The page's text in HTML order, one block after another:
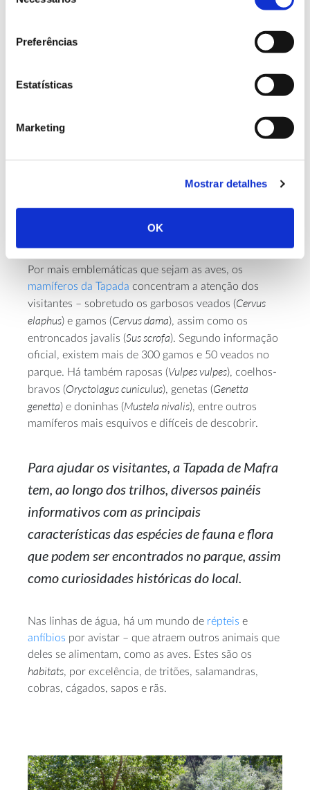
Preferências
Estatísticas
Marketing
Mostrar detalhes
OK
exemplares de aves de rapina que encontram abrigo
no parque. Há também açores (
),
noturna da Europa) e águas-cobreiras (
Circaetus
podem cruzar rotas aéreas com as mais de 60
que vivem na Tapada,
(Phoenicurus ochruros) ou os tentilhões (Fringilla
Por mais emblemáticas que sejam as aves, os
mamíferos da Tapada concentram a atenção dos
visitantes – sobretudo os garbosos veados (Cervus
elaphus) e gamos (Cervus dama), assim como os
entroncados javalis (Sus scrofa). Segundo informação
oficial, existem mais de 300 gamos e 50 veados no
parque. Há também raposas (Vulpes vulpes), coelhos-
bravos (Oryctolagus cuniculus), genetas (Genetta
genetta) e doninhas (Mustela nivalis), entre outros
mamíferos mais esquivos e difíceis de descobrir.
Para ajudar os visitantes, a Tapada de Mafra
tem, ao longo dos trilhos, diversos painéis
informativos com as principais
características das espécies de fauna e flora
que podem ser encontrados no parque, assim
como curiosidades históricas do local.
Nas linhas de água, há um mundo de répteis e
anfíbios por avistar – que atraem outros animais que
deles se alimentam, como as aves. Estes são os
habitats, por excelência, de tritões, salamandras,
cobras, cágados, sapos e rãs.